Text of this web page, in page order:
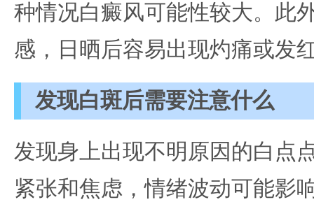
种情况白癜风可能性较大。此
感，日晒后容易出现灼痛或发
发现白斑后需要注意什么
发现身上出现不明原因的白点
紧张和焦虑，情绪波动可能影